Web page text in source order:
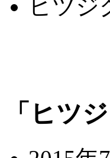
ヒツジ
「ヒツ